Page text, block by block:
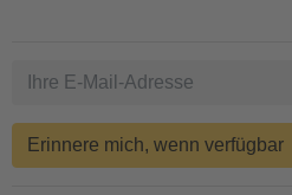
Erinnere mich, wenn verfügbar